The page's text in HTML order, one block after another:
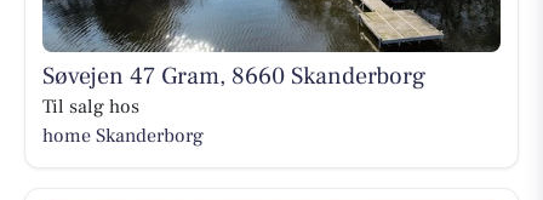
Søvejen 47 Gram, 8660 Skanderborg
Til salg hos
home Skanderborg